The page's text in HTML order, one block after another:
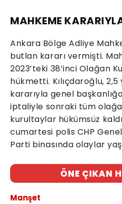
MAHKEME
Ankara Bölge Adliye
butlan kararı vermişti.
2023’teki 38’inci Olağan
hükmetti. Kılıçdaroğlu,
kararıyla genel
iptaliyle sonraki tüm
kurultaylar hükümsüz
cumartesi polis CHP
Parti binasında olaylar
ÖNE ÇIKAN
Manşet